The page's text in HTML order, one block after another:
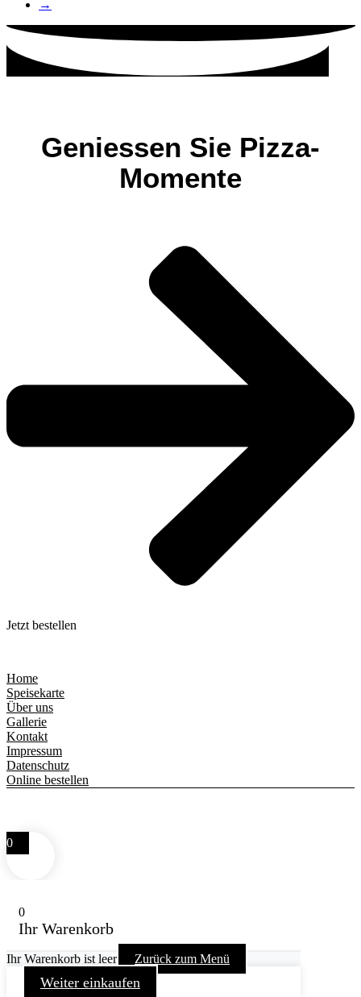
→
Geniessen Sie Pizza-
Momente
Jetzt bestellen
Home
Speisekarte
Über uns
Gallerie
Kontakt
Impressum
Datenschutz
Online bestellen
0
0
Ihr Warenkorb
Ihr Warenkorb ist leer Zurück zum Menü
Weiter einkaufen